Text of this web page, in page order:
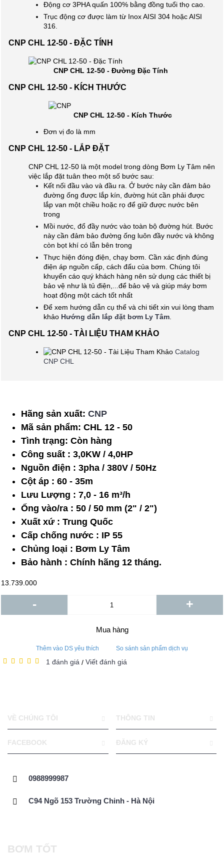
Động cơ 3PHA quấn 100% bằng đồng tuổi thọ cao.
Trục động cơ được làm từ Inox AISI 304 hoặc AISI
316.
CNP CHL 12-50 - ĐẶC TÍNH
CNP CHL 12-50 - Đường Đặc Tính
CNP CHL 12-50 - KÍCH THƯỚC
CNP CHL 12-50 - Kích Thước
Đơn vị đo là mm
CNP CHL 12-50 - LẮP ĐẶT
CNP CHL 12-50 là một model trong dòng Bơm Ly Tâm nên
việc lắp đặt tuân theo một số bước sau:
Kết nối đầu vào và đầu ra. Ở bước này cần đảm bảo
đường ống được lắp kín, đường hút cần phải được
lắp van một chiều hoặc rọ để giữ được nước bên
trong
Mồi nước, đổ đầy nước vào toàn bộ đường hút. Bước
này cần đảm bảo đường ống luôn đầy nước và không
còn bọt khí có lẫn bên trong
Thực hiện đóng điện, chạy bơm. Cần xác định đúng
điện áp nguồn cấp, cách đấu của bơm. Chúng tôi
khuyến cáo quý khách hàng nên sử dụng các thiết bị
bảo vệ như là tủ điện,...để bảo vệ và giúp máy bơm
hoạt động một cách tốt nhất
Để xem hướng dẫn cụ thể và chi tiết xin vui lòng tham
khảo Hướng dẫn lắp đặt bơm Ly Tâm
CNP CHL 12-50 - TÀI LIỆU THAM KHẢO
Catalog
CNP CHL
Hãng sản xuất: CNP
Mã sản phẩm: CHL 12 - 50
Tình trạng: Còn hàng
Công suất : 3,0KW / 4,0HP
Nguồn điện : 3pha / 380V / 50Hz
Cột áp : 60 - 35m
Lưu Lượng : 7,0 - 16 m³/h
Ống vào/ra : 50 / 50 mm (2" / 2")
Xuất xứ : Trung Quốc
Cấp chống nước : IP 55
Chủng loại : Bơm Ly Tâm
Bảo hành : Chính hãng 12 tháng.
13.739.000
- +
Mua hàng
Thêm vào DS yêu thích So sánh sản phẩm dịch vụ
1 đánh giá / Viết đánh giá
VỀ CHÚNG TÔI THÔNG TIN
FACEBOOK ĐĂNG KÝ
0988999987
C94 Ngõ 153 Trường Chinh - Hà Nội
BƠM TỐT